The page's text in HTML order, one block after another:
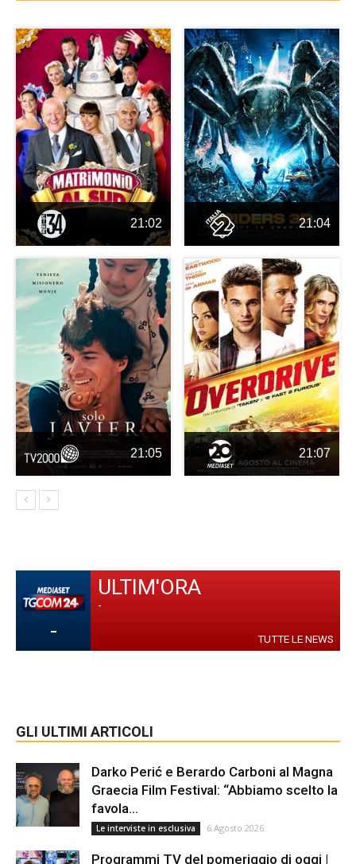
21:02 21:04
21:05 21:07
-
ULTIM'ORA
-
TUTTE LE NEWS
GLI ULTIMI ARTICOLI
Darko Perić e Berardo Carboni al Magna
Graecia Film Festival: “Abbiamo scelto la
favola...
Le interviste in esclusiva 6 Agosto 2026
Programmi TV del pomeriggio di oggi |